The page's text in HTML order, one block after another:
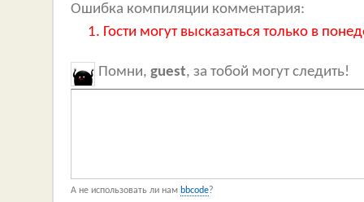
Ошибка компиляции комментария:
Гости могут высказаться только в
Помни, guest, за тобой могут следить!
А не использовать ли нам bbcode?